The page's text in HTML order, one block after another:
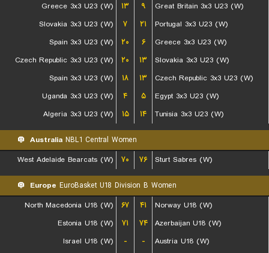
Greece 3x3 U23 (W)
۱۳ ۹
Great Britain 3x3 U23 (W)
Slovakia 3x3 U23 (W)
۷ ۲۱
Portugal 3x3 U23 (W)
Spain 3x3 U23 (W)
۲۰ ۶
Greece 3x3 U23 (W)
Czech Republic 3x3 U23 (W)
۲۰ ۱۳
Slovakia 3x3 U23 (W)
Spain 3x3 U23 (W)
۱۸ ۱۳
Czech Republic 3x3 U23 (W)
Uganda 3x3 U23 (W)
۴ ۵
Egypt 3x3 U23 (W)
Algeria 3x3 U23 (W)
۱۵ ۱۴ Tunisia 3x3 U23 (W)
Australia NBL1 Central Women
West Adelaide Bearcats (W)
۷۰ ۷۶ Sturt Sabres (W)
Europe EuroBasket U18 Division B Women
North Macedonia U18 (W)
۶۷ ۴۱
Norway U18 (W)
Estonia U18 (W)
۷۱ ۷۴
Azerbaijan U18 (W)
Israel U18 (W)
- -
Austria U18 (W)